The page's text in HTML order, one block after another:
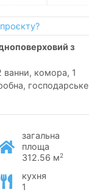
ванни, комора, 1
господарське
загальна
площа
312.56 м2
кухня
1